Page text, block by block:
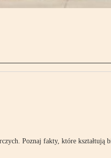
Poznaj fakty, które kształtują